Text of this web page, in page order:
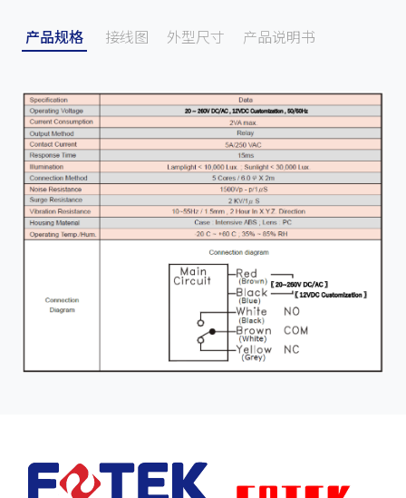
产品规格 接线图 外型尺寸 产品说明书